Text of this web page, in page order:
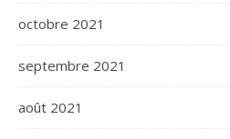
octobre 2021
septembre 2021
août 2021